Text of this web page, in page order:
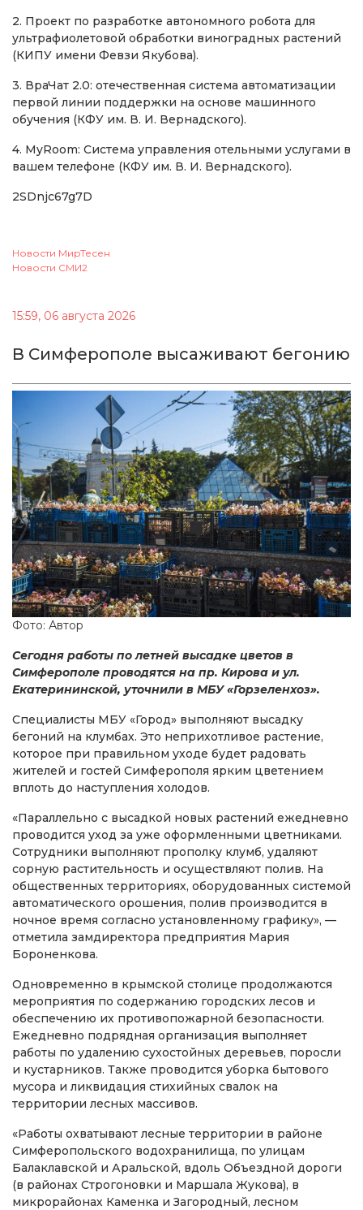
2. Проект по разработке автономного робота для
ультрафиолетовой обработки виноградных растений
(КИПУ имени Февзи Якубова).
3. ВраЧат 2.0: отечественная система автоматизации
первой линии поддержки на основе машинного
обучения (КФУ им. В. И. Вернадского).
4. MyRoom: Система управления отельными услугами в
вашем телефоне (КФУ им. В. И. Вернадского).
2SDnjc67g7D
Новости МирТесен
Новости СМИ2
15:59, 06 августа 2026
В Симферополе высаживают бегонию
Фото: Автор
Сегодня работы по летней высадке цветов в
Симферополе проводятся на пр. Кирова и ул.
Екатерининской, уточнили в МБУ «Горзеленхоз».
Специалисты МБУ «Город» выполняют высадку
бегоний на клумбах. Это неприхотливое растение,
которое при правильном уходе будет радовать
жителей и гостей Симферополя ярким цветением
вплоть до наступления холодов.
«Параллельно с высадкой новых растений ежедневно
проводится уход за уже оформленными цветниками.
Сотрудники выполняют прополку клумб, удаляют
сорную растительность и осуществляют полив. На
общественных территориях, оборудованных системой
автоматического орошения, полив производится в
ночное время согласно установленному графику», —
отметила замдиректора предприятия Мария
Бороненкова.
Одновременно в крымской столице продолжаются
мероприятия по содержанию городских лесов и
обеспечению их противопожарной безопасности.
Ежедневно подрядная организация выполняет
работы по удалению сухостойных деревьев, поросли
и кустарников. Также проводится уборка бытового
мусора и ликвидация стихийных свалок на
территории лесных массивов.
«Работы охватывают лесные территории в районе
Симферопольского водохранилища, по улицам
Балаклавской и Аральской, вдоль Объездной дороги
(в районах Строгоновки и Маршала Жукова), в
микрорайонах Каменка и Загородный, лесном